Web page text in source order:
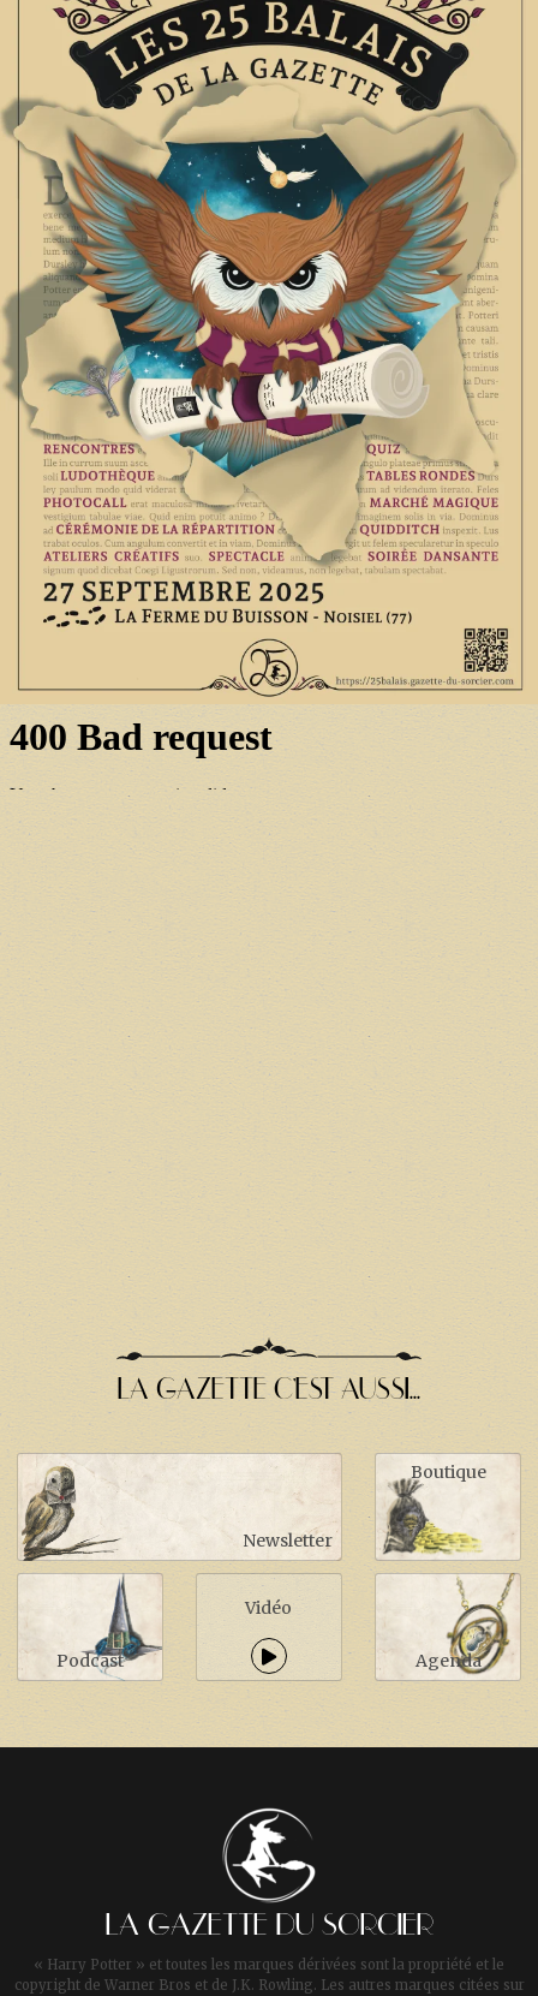
LA GAZETTE C'EST AUSSI...
Newsletter
Boutique
Podcast
Vidéo
Agenda
LA GAZETTE DU SORCIER
« Harry Potter » et toutes les marques dérivées sont la propriété et le
copyright de Warner Bros et de J.K. Rowling. Les autres marques citées sur